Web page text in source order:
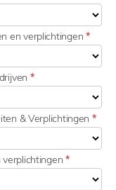
en verplichtingen *
*
& Verplichtingen *
verplichtingen*